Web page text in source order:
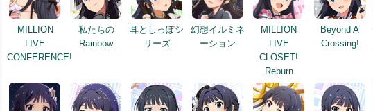
MILLION
LIVE
CONFERENCE!
私たちの
Rainbow
耳としっぽシ
リーズ
幻想イルミネ
ーション
MILLION
LIVE
CLOSET!
Reburn
Beyond A
Crossing!